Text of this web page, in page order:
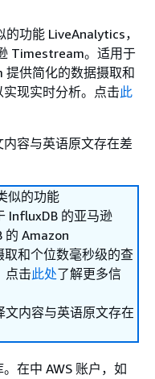
功能 LiveAnalytics，
Timestream。适用于
供简化的数据摄取和
现实时分析。点击此
容与英语原文存在差
似的功能
InfluxDB 的亚马逊
Amazon
和个位数毫秒级的查
点击此处了解更多信
内容与英语原文存在
在中 AWS 账户，如